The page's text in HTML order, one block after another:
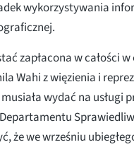
wykorzystywania
zapłacona w całości
Wahi z więzienia i
wydać na usługi
że we wrześniu